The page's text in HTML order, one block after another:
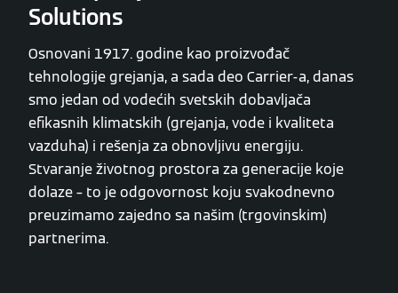
Solutions
Osnovani 1917. godine kao proizvođač
tehnologije grejanja, a sada deo Carrier-a, danas
smo jedan od vodećih svetskih dobavljača
efikasnih klimatskih (grejanja, vode i kvaliteta
vazduha) i rešenja za obnovljivu energiju.
Stvaranje životnog prostora za generacije koje
dolaze – to je odgovornost koju svakodnevno
preuzimamo zajedno sa našim (trgovinskim)
partnerima.